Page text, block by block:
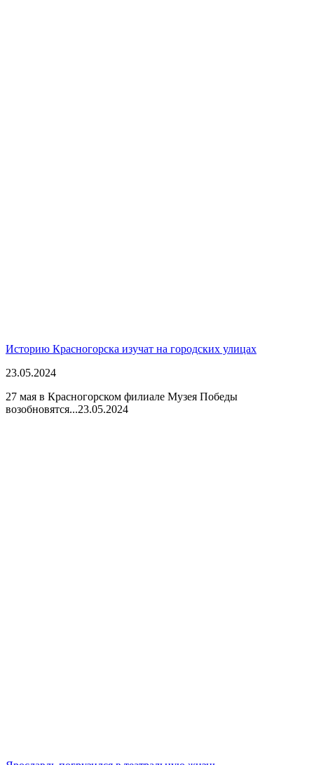
Историю Красногорска изучат на городских улицах
23.05.2024
27 мая в Красногорском филиале Музея Победы
возобновятся...23.05.2024